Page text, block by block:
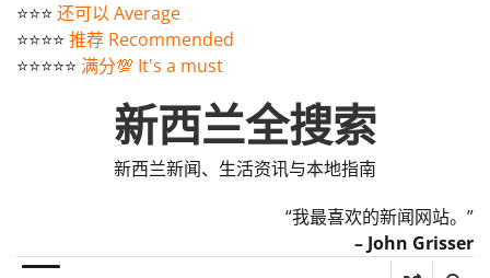
⭐️⭐️⭐️ 还可以 Average
⭐️⭐️⭐️⭐️ 推荐 Recommended
⭐️⭐️⭐️⭐️⭐️ 满分💯 It's a must
新西兰全搜索
新西兰新闻、生活资讯与本地指南
“我最喜欢的新闻网站。”
– John Grisser